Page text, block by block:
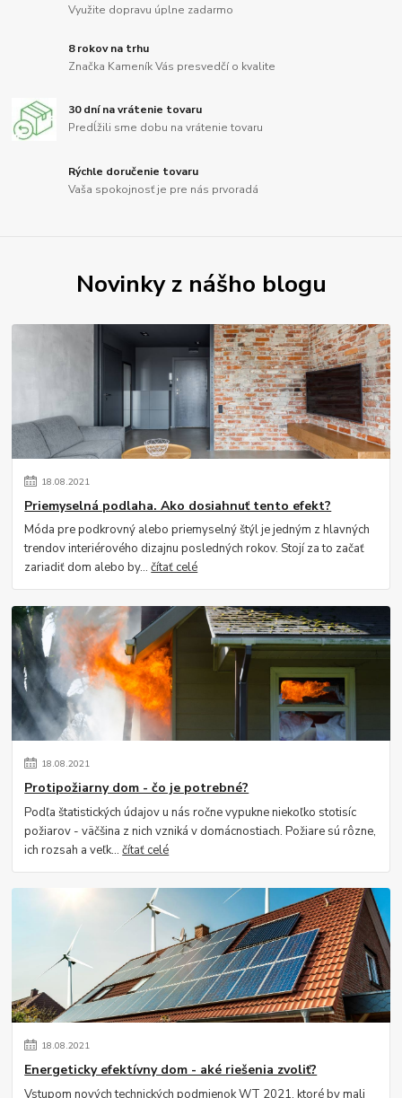
Využite dopravu úplne zadarmo
8 rokov na trhu
Značka Kameník Vás presvedčí o kvalite
30 dní na vrátenie tovaru
Predĺžili sme dobu na vrátenie tovaru
Rýchle doručenie tovaru
Vaša spokojnosť je pre nás prvoradá
Novinky z nášho blogu
18.08.2021
Priemyselná podlaha. Ako dosiahnuť tento efekt?
Móda pre podkrovný alebo priemyselný štýl je jedným z hlavných
trendov interiérového dizajnu posledných rokov. Stojí za to začať
zariadiť dom alebo by...čítať celé
18.08.2021
Protipožiarny dom - čo je potrebné?
Podľa štatistických údajov u nás ročne vypukne niekoľko stotisíc
požiarov - väčšina z nich vzniká v domácnostiach. Požiare sú rôzne,
ich rozsah a veľk...čítať celé
18.08.2021
Energeticky efektívny dom - aké riešenia zvoliť?
Vstupom nových technických podmienok WT 2021, ktoré by mali